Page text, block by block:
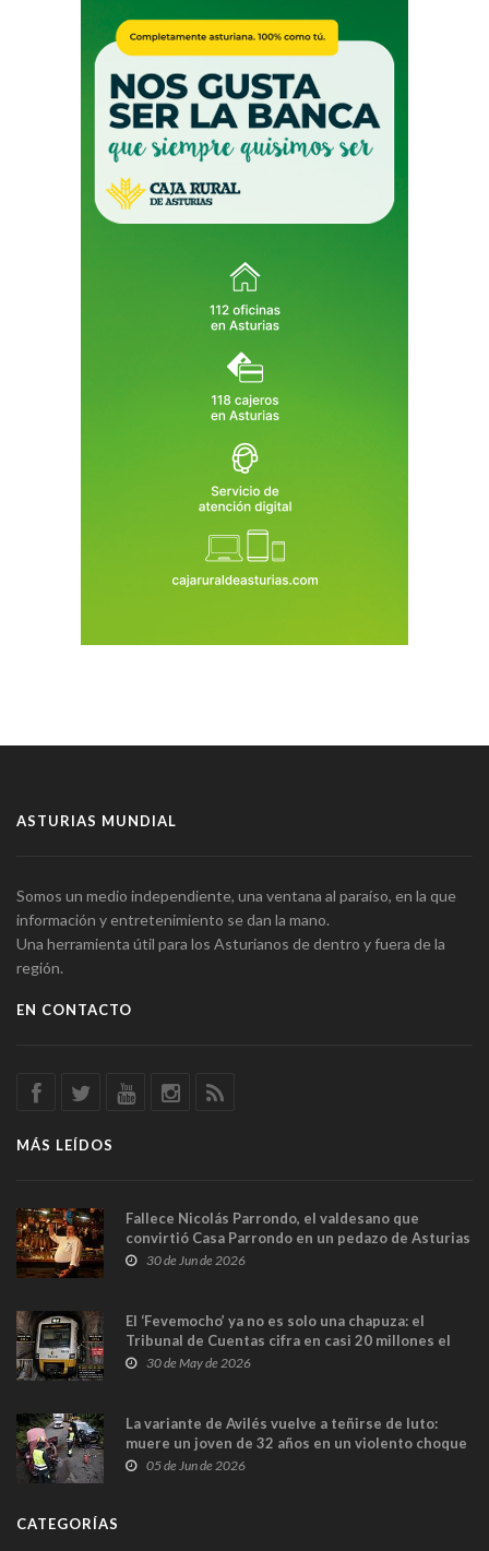
ASTURIAS MUNDIAL
Somos un medio independiente, una ventana al paraíso, en la que
información y entretenimiento se dan la mano.
Una herramienta útil para los Asturianos de dentro y fuera de la
región.
EN CONTACTO
MÁS LEÍDOS
Fallece Nicolás Parrondo, el valdesano que
convirtió Casa Parrondo en un pedazo de Asturias
en Madrid
30 de Jun de 2026
El ‘Fevemocho’ ya no es solo una chapuza: el
Tribunal de Cuentas cifra en casi 20 millones el
sobrecoste de los trenes que no cabían por los
30 de May de 2026
La variante de Avilés vuelve a teñirse de luto:
muere un joven de 32 años en un violento choque
frontal
05 de Jun de 2026
CATEGORÍAS